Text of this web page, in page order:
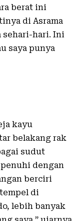
berat ini
di Asrama
sehari-hari. Ini
saya punya
kayu
belakang rak
sudut
dengan
berciri
di
lebih banyak